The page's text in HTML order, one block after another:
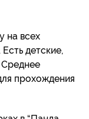
на всех
детские,
прохождения